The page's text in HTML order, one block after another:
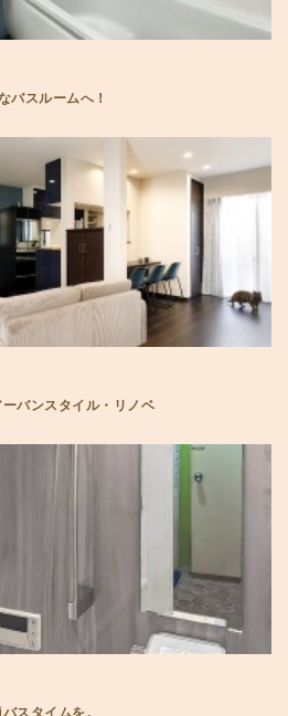
バスルームへ！
バンスタイル・リノベ